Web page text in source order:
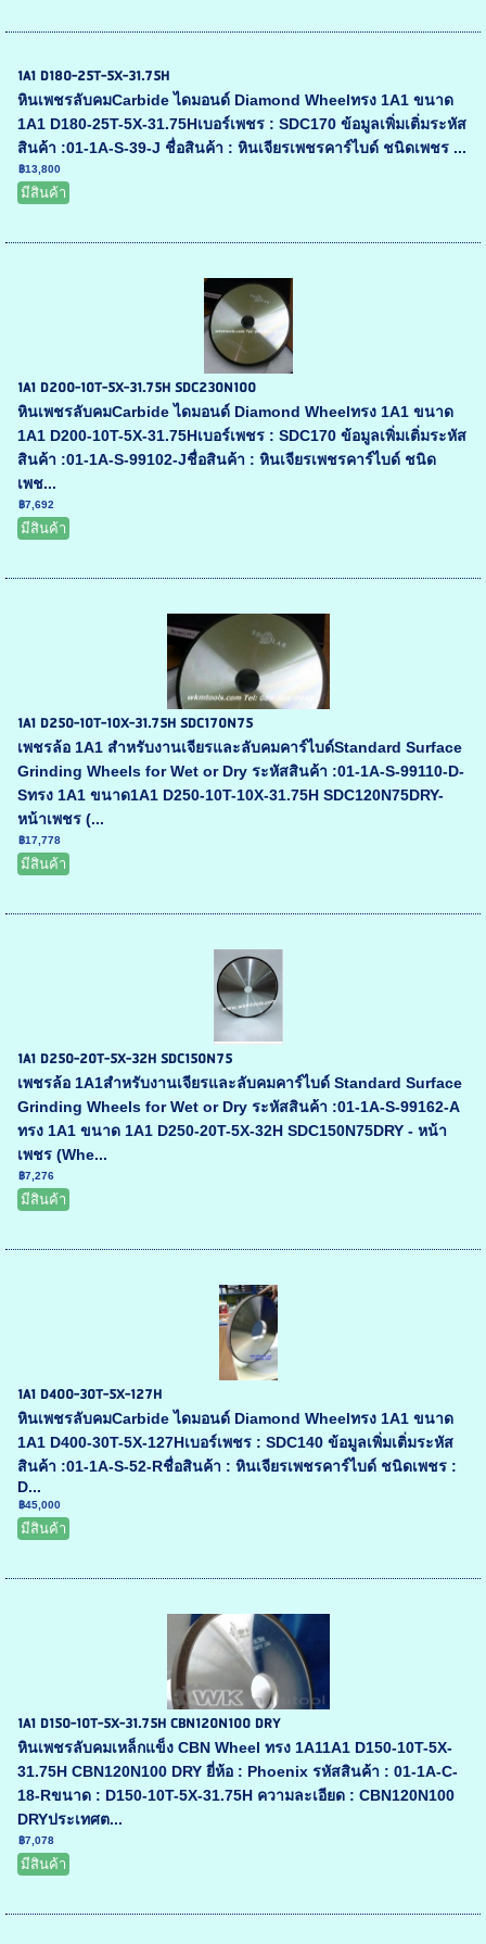
1A1 D180-25T-5X-31.75H
หินเพชรลับคมCarbide ไดมอนด์ Diamond Wheelทรง 1A1 ขนาด
1A1 D180-25T-5X-31.75Hเบอร์เพชร : SDC170 ข้อมูลเพิ่มเติ่มระหัส
สินค้า :01-1A-S-39-J ชื่อสินค้า : หินเจียรเพชรคาร์ไบด์ ชนิดเพชร ...
฿13,800
มีสินค้า
1A1 D200-10T-5X-31.75H SDC230N100
หินเพชรลับคมCarbide ไดมอนด์ Diamond Wheelทรง 1A1 ขนาด
1A1 D200-10T-5X-31.75Hเบอร์เพชร : SDC170 ข้อมูลเพิ่มเติ่มระหัส
สินค้า :01-1A-S-99102-Jชื่อสินค้า : หินเจียรเพชรคาร์ไบด์ ชนิด
เพช...
฿7,692
มีสินค้า
1A1 D250-10T-10X-31.75H SDC170N75
เพชรล้อ 1A1 สำหรับงานเจียรและลับคมคาร์ไบด์Standard Surface
Grinding Wheels for Wet or Dry ระหัสสินค้า :01-1A-S-99110-D-
Sทรง 1A1 ขนาด1A1 D250-10T-10X-31.75H SDC120N75DRY-
หน้าเพชร (...
฿17,778
มีสินค้า
1A1 D250-20T-5X-32H SDC150N75
เพชรล้อ 1A1สำหรับงานเจียรและลับคมคาร์ไบด์ Standard Surface
Grinding Wheels for Wet or Dry ระหัสสินค้า :01-1A-S-99162-A
ทรง 1A1 ขนาด 1A1 D250-20T-5X-32H SDC150N75DRY - หน้า
เพชร (Whe...
฿7,276
มีสินค้า
1A1 D400-30T-5X-127H
หินเพชรลับคมCarbide ไดมอนด์ Diamond Wheelทรง 1A1 ขนาด
1A1 D400-30T-5X-127Hเบอร์เพชร : SDC140 ข้อมูลเพิ่มเติ่มระหัส
สินค้า :01-1A-S-52-Rชื่อสินค้า : หินเจียรเพชรคาร์ไบด์ ชนิดเพชร :
D...
฿45,000
มีสินค้า
1A1 D150-10T-5X-31.75H CBN120N100 DRY
หินเพชรลับคมเหล็กแข็ง CBN Wheel ทรง 1A11A1 D150-10T-5X-
31.75H CBN120N100 DRY ยี่ห้อ : Phoenix รหัสสินค้า : 01-1A-C-
18-Rขนาด : D150-10T-5X-31.75H ความละเอียด : CBN120N100
DRYประเทศต...
฿7,078
มีสินค้า